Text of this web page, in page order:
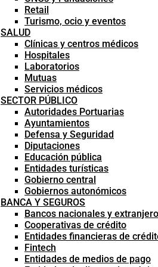
Retail
Turismo, ocio y eventos
SALUD
Clínicas y centros médicos
Hospitales
Laboratorios
Mutuas
Servicios médicos
SECTOR PÚBLICO
Autoridades Portuarias
Ayuntamientos
Defensa y Seguridad
Diputaciones
Educación pública
Entidades turísticas
Gobierno central
Gobiernos autonómicos
BANCA Y SEGUROS
Bancos nacionales y
Cooperativas de crédito
Entidades financieras de
Fintech
Entidades de medios de pago